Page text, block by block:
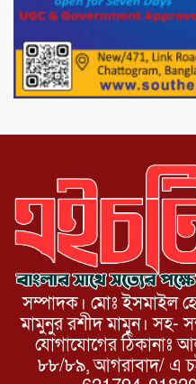
পোরশায়
১১ দলীয়
সম্পাদক। মোঃ ইসমাইল
মামুনুর রশীদ মামুন। সহ-
যোগাযোগের ঠিকানাঃ
৮৮/৮৯, আগরাবাদ/ এ